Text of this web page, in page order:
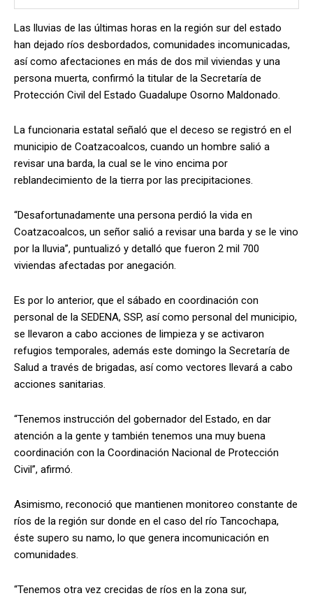
Las lluvias de las últimas horas en la región sur del estado
han dejado ríos desbordados, comunidades incomunicadas,
así como afectaciones en más de dos mil viviendas y una
persona muerta, confirmó la titular de la Secretaría de
Protección Civil del Estado Guadalupe Osorno Maldonado.
La funcionaria estatal señaló que el deceso se registró en el
municipio de Coatzacoalcos, cuando un hombre salió a
revisar una barda, la cual se le vino encima por
reblandecimiento de la tierra por las precipitaciones.
“Desafortunadamente una persona perdió la vida en
Coatzacoalcos, un señor salió a revisar una barda y se le vino
por la lluvia”, puntualizó y detalló que fueron 2 mil 700
viviendas afectadas por anegación.
Es por lo anterior, que el sábado en coordinación con
personal de la SEDENA, SSP, así como personal del municipio,
se llevaron a cabo acciones de limpieza y se activaron
refugios temporales, además este domingo la Secretaría de
Salud a través de brigadas, así como vectores llevará a cabo
acciones sanitarias.
“Tenemos instrucción del gobernador del Estado, en dar
atención a la gente y también tenemos una muy buena
coordinación con la Coordinación Nacional de Protección
Civil”, afirmó.
Asimismo, reconoció que mantienen monitoreo constante de
ríos de la región sur donde en el caso del río Tancochapa,
éste supero su namo, lo que genera incomunicación en
comunidades.
“Tenemos otra vez crecidas de ríos en la zona sur,